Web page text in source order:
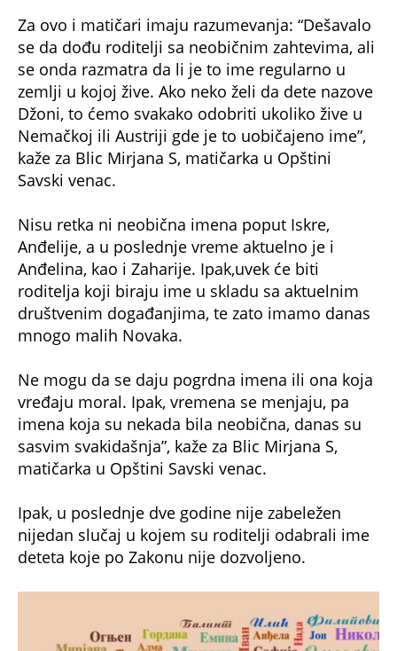
se da dođu roditelji sa neobičnim zahtevima, ali
se onda razmatra da li je to ime regularno u
zemlji u kojoj žive. Ako neko želi da dete nazove
Džoni, to ćemo svakako odobriti ukoliko žive u
Nemačkoj ili Austriji gde je to uobičajeno ime”,
kaže za Blic Mirjana S, matičarka u Opštini
Savski venac.
Anđelije, a u poslednje vreme aktuelno je i
Anđelina, kao i Zaharije. Ipak,uvek će biti
roditelja koji biraju ime u skladu sa aktuelnim
društvenim događanjima, te zato imamo danas
mnogo malih Novaka.
vređaju moral. Ipak, vremena se menjaju, pa
imena koja su nekada bila neobična, danas su
sasvim svakidašnja”, kaže za Blic Mirjana S,
matičarka u Opštini Savski venac.
nijedan slučaj u kojem su roditelji odabrali ime
deteta koje po Zakonu nije dozvoljeno.